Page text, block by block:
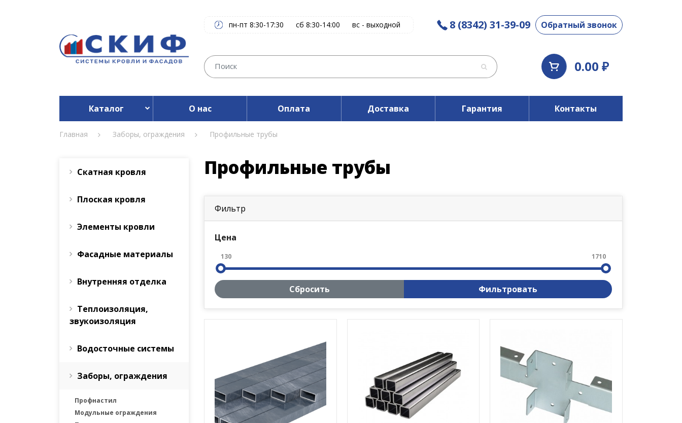
пн-пт 8:30-17:30 сб 8:30-14:00 вс - выходной 8 (8342) 31-39-09 Обратный звонок
0.00 ₽
Каталог О нас Оплата Доставка Гарантия Контакты
Главная Заборы, ограждения Профильные трубы
Скатная кровля
Плоская кровля
Элементы кровли
Фасадные материалы
Внутренняя отделка
Теплоизоляция,
звукоизоляция
Водосточные системы
Заборы, ограждения
Профнастил
Модульные ограждения
Профильные трубы
Фильтр
Цена
130 1710
Сбросить Фильтровать